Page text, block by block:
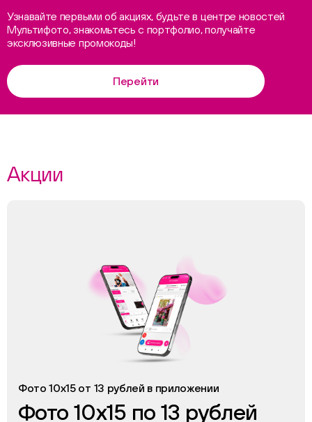
Узнавайте первыми об акциях, будьте в центре новостей
Мультифото, знакомьтесь с портфолио, получайте
эксклюзивные промокоды!
Перейти
Акции
Фото 10х15 от 13 рублей в приложении
Фото 10х15 по 13 рублей